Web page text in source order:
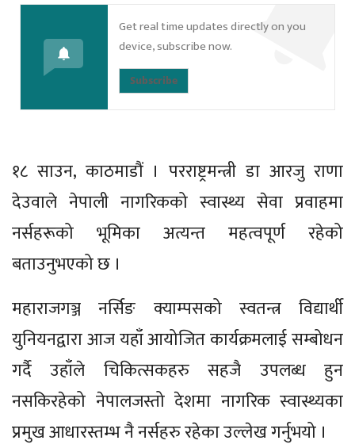
Get real time updates directly on you
device, subscribe now.
Subscribe
१८ साउन, काठमाडौं । परराष्ट्रमन्त्री डा आरजु राणा
देउवाले नेपाली नागरिकको स्वास्थ्य सेवा प्रवाहमा
नर्सहरूको भूमिका अत्यन्त महत्वपूर्ण रहेको
बताउनुभएको छ ।
महाराजगञ्ज नर्सिङ क्याम्पसको स्वतन्त्र विद्यार्थी
युनियनद्वारा आज यहाँ आयोजित कार्यक्रमलाई सम्बोधन
गर्दै उहाँले चिकित्सकहरु सहजै उपलब्ध हुन
नसकिरहेको नेपालजस्तो देशमा नागरिक स्वास्थ्यका
प्रमुख आधारस्तम्भ नै नर्सहरु रहेका उल्लेख गर्नुभयो ।